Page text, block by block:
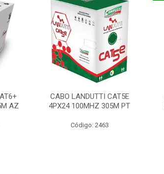
AZ
CABO LANDUTTI CAT5E
4PX24 100MHZ 305M PT
Código: 2463